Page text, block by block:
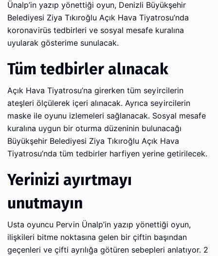
Ünalp’in yazıp yönettiği oyun, Denizli Büyükşehir
Belediyesi Ziya Tıkıroğlu Açık Hava Tiyatrosu’nda
koronavirüs tedbirleri ve sosyal mesafe kuralına
uyularak gösterime sunulacak.
Tüm tedbirler alınacak
Açık Hava Tiyatrosu’na girerken tüm seyircilerin
ateşleri ölçülerek içeri alınacak. Ayrıca seyircilerin
maske ile oyunu izlemeleri sağlanacak. Sosyal mesafe
kuralına uygun bir oturma düzeninin bulunacağı
Büyükşehir Belediyesi Ziya Tıkıroğlu Açık Hava
Tiyatrosu’nda tüm tedbirler harfiyen yerine getirilecek.
Yerinizi ayırtmayı
unutmayın
Usta oyuncu Pervin Ünalp’in yazıp yönettiği oyun,
ilişkileri bitme noktasına gelen bir çiftin başından
geçenleri ve çifti ayrılığa götüren sebepleri anlatıyor. 2